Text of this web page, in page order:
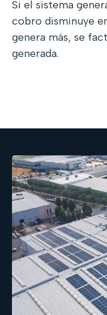
Si el sistema
cobro disminuye
genera más, se
generada.